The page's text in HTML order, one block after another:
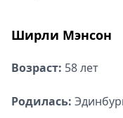
Ширли Мэнсон
Возраст: 58 лет
Родилась: